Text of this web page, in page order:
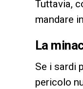
Tuttavia,
mandare
La
Se i sardi
pericolo